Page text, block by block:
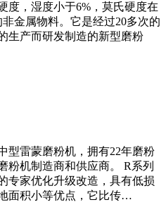
度，湿度小于6%，莫氏硬度在
金属物料。它是经过20多次的
生产而研发制造的新型磨粉
型雷蒙磨粉机，拥有22年磨粉
粉机制造商和供应商。 R系列
专家优化升级改造，具有低损
面积小等优点，它比传…